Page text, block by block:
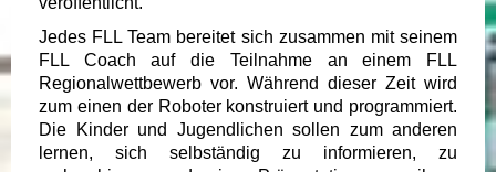
Jedes FLL Team bereitet sich zusammen mit seinem
FLL Coach auf die Teilnahme an einem FLL
Regionalwettbewerb vor. Während dieser Zeit wird
zum einen der Roboter konstruiert und programmiert.
Die Kinder und Jugendlichen sollen zum anderen
lernen, sich selbständig zu informieren, zu